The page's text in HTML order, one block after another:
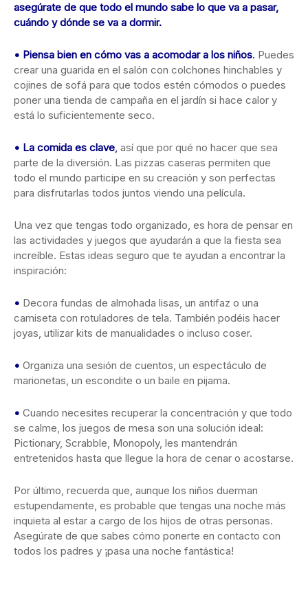
asegúrate de que todo el mundo sabe lo que va a pasar,
cuándo y dónde se va a dormir.
• Piensa bien en cómo vas a acomodar a los niños. Puedes
crear una guarida en el salón con colchones hinchables y
cojines de sofá para que todos estén cómodos o puedes
poner una tienda de campaña en el jardín si hace calor y
está lo suficientemente seco.
• La comida es clave, así que por qué no hacer que sea
parte de la diversión. Las pizzas caseras permiten que
todo el mundo participe en su creación y son perfectas
para disfrutarlas todos juntos viendo una película.
Una vez que tengas todo organizado, es hora de pensar en
las actividades y juegos que ayudarán a que la fiesta sea
increíble. Estas ideas seguro que te ayudan a encontrar la
inspiración:
• Decora fundas de almohada lisas, un antifaz o una
camiseta con rotuladores de tela. También podéis hacer
joyas, utilizar kits de manualidades o incluso coser.
• Organiza una sesión de cuentos, un espectáculo de
marionetas, un escondite o un baile en pijama.
• Cuando necesites recuperar la concentración y que todo
se calme, los juegos de mesa son una solución ideal:
Pictionary, Scrabble, Monopoly, les mantendrán
entretenidos hasta que llegue la hora de cenar o acostarse.
Por último, recuerda que, aunque los niños duerman
estupendamente, es probable que tengas una noche más
inquieta al estar a cargo de los hijos de otras personas.
Asegúrate de que sabes cómo ponerte en contacto con
todos los padres y ¡pasa una noche fantástica!